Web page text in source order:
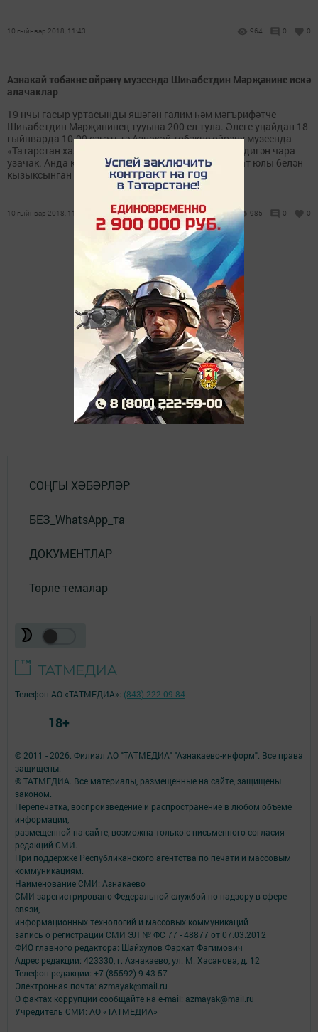
10 гыйнвар 2018, 11:43 964 0 0
Азнакай төбәкне өйрәнү музеенда Шиһабетдин Мәрҗәнине искә
алачаклар
19 нчы гасыр уртасынды яшәгән галим һәм мәгърифәтче
Шиһабетдин Мәрҗининең тууына 200 ел тула. Әлеге уңайдан 18
гыйнварда 10.00 сәгатьтә Азнакай төбәкне өйрәнү музеенда
«Татарстан халыкларының милли традицияләре» дигән чара
узачак. Анда күренекле шәхеснең тормыш һәм иҗат юлы белән
кызыксынган һәркем катнаша ала.
10 гыйнвар 2018, 11:20 985 0 0
СОҢГЫ ХӘБӘРЛӘР
БЕЗ_WhatsApp_та
ДОКУМЕНТЛАР
Төрле темалар
© 2011 - 2026. Филиал АО "ТАТМЕДИА" "Азнакаево-информ". Все права
защищены.
© ТАТМЕДИА. Все материалы, размещенные на сайте, защищены
законом.
Перепечатка, воспроизведение и распространение в любом объеме
информации,
размещенной на сайте, возможна только с письменного согласия
редакций СМИ.
При поддержке Республиканского агентства по печати и массовым
коммуникациям.
Наименование СМИ: Азнакаево
СМИ зарегистрировано Федеральной службой по надзору в сфере
связи,
информационных технологий и массовых коммуникаций
запись о регистрации СМИ ЭЛ № ФС 77 - 48877 от 07.03.2012
ФИО главного редактора: Шайхулов Фархат Фагимович
Адрес редакции: 423330, г. Азнакаево, ул. М. Хасанова, д. 12
Телефон редакции: +7 (85592) 9-43-57
Электронная почта: azmayak@mail.ru
О фактах коррупции сообщайте на e-mail: azmayak@mail.ru
Учредитель СМИ: АО «ТАТМЕДИА»
Телефон АО «ТАТМЕДИА»: (843) 222 09 84
18+